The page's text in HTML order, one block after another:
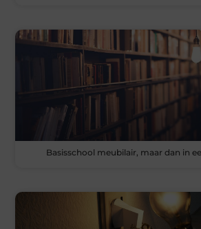
Basisschool meubilair, maar dan in